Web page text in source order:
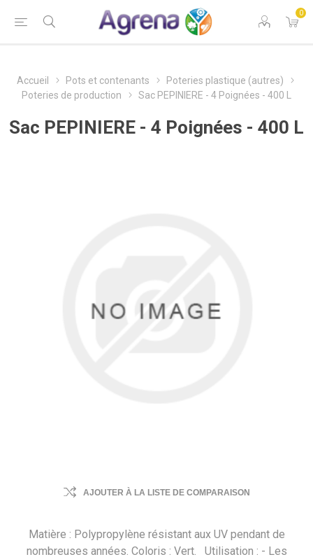
0
Accueil Pots et contenants
Poteries plastique (autres)
Poteries de production
Sac PEPINIERE - 4 Poignées - 400 L
Sac PEPINIERE - 4 Poignées - 400 L
AJOUTER À LA LISTE DE COMPARAISON
Matière : Polypropylène résistant aux UV pendant de
nombreuses années. Coloris : Vert. Utilisation : - Les